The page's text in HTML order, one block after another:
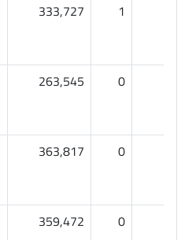
333,727 1
263,545 0
363,817 0
359,472 0